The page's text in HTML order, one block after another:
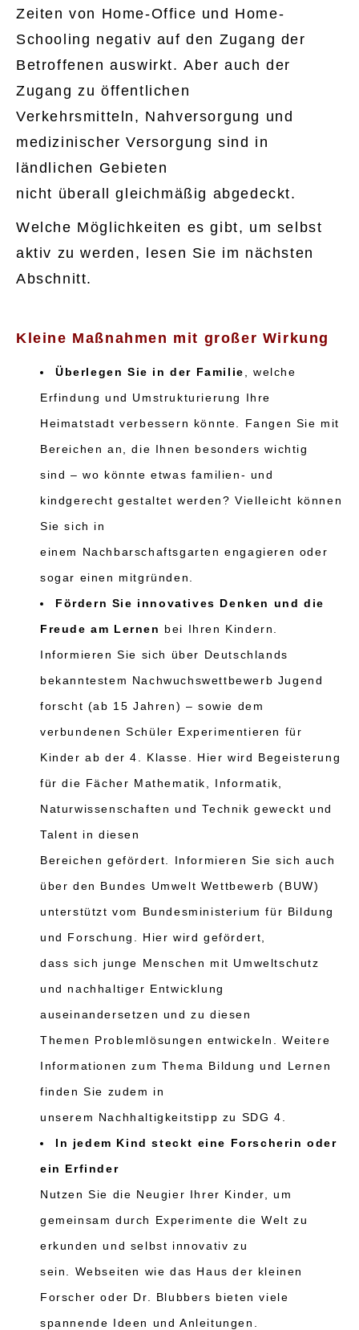
Zeiten von Home-Office und Home-
Schooling negativ auf den Zugang der
Betroffenen auswirkt. Aber auch der
Zugang zu öffentlichen
Verkehrsmitteln, Nahversorgung und
medizinischer Versorgung sind in
ländlichen Gebieten
nicht überall gleichmäßig abgedeckt.
Welche Möglichkeiten es gibt, um selbst
aktiv zu werden, lesen Sie im nächsten
Abschnitt.
Kleine Maßnahmen mit großer Wirkung
Überlegen Sie in der Familie
, welche
Erfindung und Umstrukturierung Ihre
Heimatstadt verbessern könnte . Fangen Sie mit
Bereichen an, die Ihnen besonders wichtig
sind – wo könnte etwas familien- und
kindgerecht gestaltet werden? Vielleicht können
Sie sich in
einem Nachbarschaftsgarten engagieren oder
sogar einen mitgründen.
Fördern Sie innovatives Denken und die
Freude am Lernen bei Ihren Kindern.
Informieren Sie sich über Deutschlands
bekanntestem Nachwuchswettbewerb Jugend
forscht (ab 15 Jahren) –sowie dem
verbundenenSchüler Experimentieren für
Kinder ab der 4. Klasse.
Hier wird Begeisterung
für die Fächer Mathematik, Informatik,
Naturwissenschaften und Technik geweckt und
Talent in diesen
Bereichen gefördert.
Informieren Sie sich auch
über den Bundes Umwelt Wettbewerb (BUW)
unterstützt vom Bundesministerium für Bildung
und Forschung
Hier wird gefördert,
dass sich junge Menschen mit Umweltschutz
und nachhaltiger Entwicklung
auseinandersetzen und zu diesen
Themen Problemlösungen entwickeln.
Weitere
Informationen zum Thema Bildung und Lernen
finden Sie zudem in
unserem Nachhaltigkeitstipp zu SDG 4.
In jedem Kind steckt eine Forscherin oder
ein Erfinder
NutzenSie die Neugier Ihrer Kinder,
um
gemeinsam durch Experimente die Welt zu
erkunden und selbst innovativ zu
sein. Webseiten wie das Haus der kleinen
Forscher oder Dr. Blubbers bieten viele
spannende Ideen und Anleitungen.